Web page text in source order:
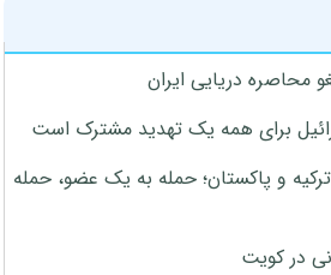
محاصره دریایی ایران
برای همه یک تهدید مشترک است
و پاکستان؛ حمله به یک عضو، حمله
در کویت